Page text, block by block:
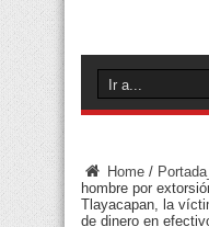
Home /
hombre por
Tlayacapan, la
de dinero en